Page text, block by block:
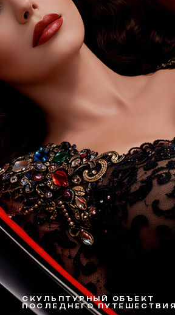
СКУЛЬПТУРНЫЙ ОБЪЕКТ
ПОСЛЕДНЕГО ПУТЕШЕСТВИЯ